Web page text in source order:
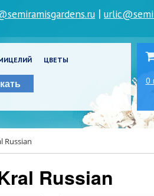
|
ЦВЕТЫ
0
Russian
Russian